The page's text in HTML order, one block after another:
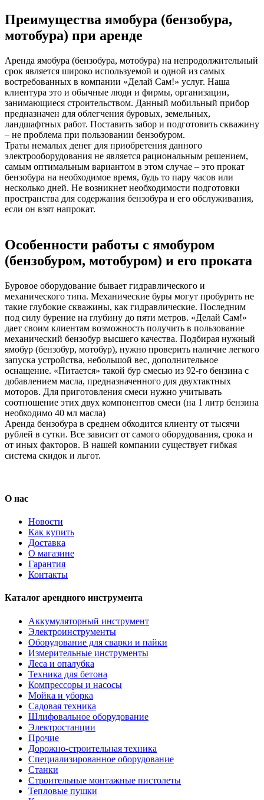
Преимущества ямобура (бензобура,
мотобура) при аренде
Аренда ямобура (бензобура, мотобура) на непродолжительный
срок является широко используемой и одной из самых
востребованных в компании «Делай Сам!» услуг. Наша
клиентура это и обычные люди и фирмы, организации,
занимающиеся строительством. Данный мобильный прибор
предназначен для облегчения буровых, земельных,
ландшафтных работ. Поставить забор и подготовить скважину
– не проблема при пользовании бензобуром.
Траты немалых денег для приобретения данного
электрооборудования не является рациональным решением,
самым оптимальным вариантом в этом случае – это прокат
бензобура на необходимое время, будь то пару часов или
несколько дней. Не возникнет необходимости подготовки
пространства для содержания бензобура и его обслуживания,
если он взят напрокат.
Особенности работы с ямобуром
(бензобуром, мотобуром) и его проката
Буровое оборудование бывает гидравлического и
механического типа. Механические буры могут пробурить не
такие глубокие скважины, как гидравлические. Последним
под силу бурение на глубину до пяти метров. «Делай Сам!»
дает своим клиентам возможность получить в пользование
механический бензобур высшего качества. Подбирая нужный
ямобур (бензобур, мотобур), нужно проверить наличие легкого
запуска устройства, небольшой вес, дополнительное
оснащение. «Питается» такой бур смесью из 92-го бензина с
добавлением масла, предназначенного для двухтактных
моторов. Для приготовления смеси нужно учитывать
соотношение этих двух компонентов смеси (на 1 литр бензина
необходимо 40 мл масла)
Аренда бензобура в среднем обходится клиенту от тысячи
рублей в сутки. Все зависит от самого оборудования, срока и
от иных факторов. В нашей компании существует гибкая
система скидок и льгот.
О нас
Новости
Как купить
Доставка
О магазине
Гарантия
Контакты
Каталог арендного инструмента
Аккумуляторный инструмент
Электроинструменты
Оборудование для сварки и пайки
Измерительные инструменты
Леса и опалубка
Техника для бетона
Компрессоры и насосы
Мойка и уборка
Садовая техника
Шлифовальное оборудование
Электростанции
Прочие
Дорожно-строительная техника
Специализированное оборудование
Станки
Строительные монтажные пистолеты
Тепловые пушки